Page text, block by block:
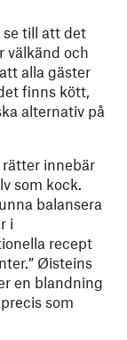
till att det
välkänd och
alla gäster
finns kött,
alternativ på
innebär
som kock.
balansera
i
recept
Øisteins
en blandning
som